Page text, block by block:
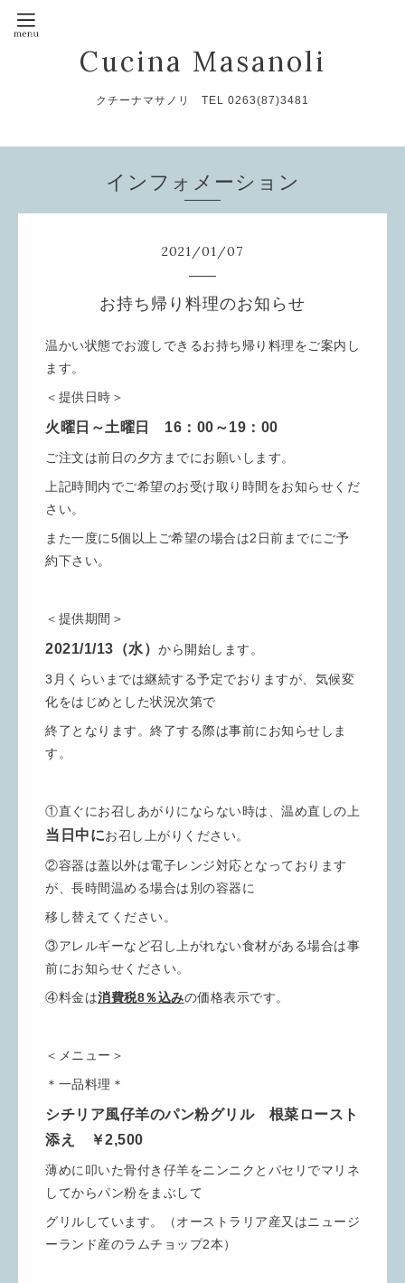
Cucina Masanoli
クチーナマサノリ TEL 0263(87)3481
インフォメーション
2021/01/07
お持ち帰り料理のお知らせ
温かい状態でお渡しできるお持ち帰り料理をご案内し
ます。
＜提供日時＞
火曜日～土曜日 16：00～19：00
ご注文は前日の夕方までにお願いします。
上記時間内でご希望のお受け取り時間をお知らせくだ
さい。
また一度に5個以上ご希望の場合は2日前までにご予
約下さい。
＜提供期間＞
2021/1/13（水） から開始します。
3月くらいまでは継続する予定でおりますが、気候変
化をはじめとした状況次第で
終了となります。終了する際は事前にお知らせしま
す。
①直ぐにお召しあがりにならない時は、温め直しの上
当日中にお召し上がりください。
②容器は蓋以外は電子レンジ対応となっております
が、長時間温める場合は別の容器に
移し替えてください。
③アレルギーなど召し上がれない食材がある場合は事
前にお知らせください。
④料金は消費税8％込みの価格表示です。
＜メニュー＞
＊一品料理＊
シチリア風仔羊のパン粉グリル 根菜ロースト
添え ￥2,500
薄めに叩いた骨付き仔羊をニンニクとパセリでマリネ
してからパン粉をまぶして
グリルしています。（オーストラリア産又はニュージ
ーランド産のラムチョップ2本）